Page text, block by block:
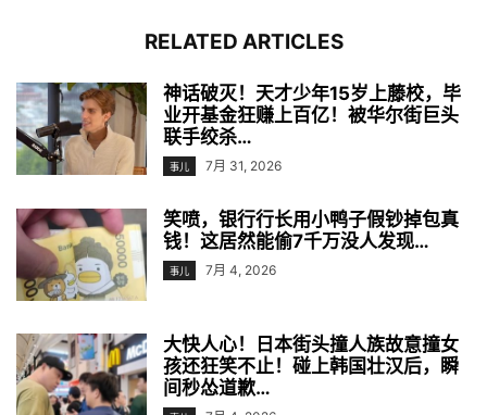
RELATED ARTICLES
神话破灭！天才少年15岁上藤校，毕
业开基金狂赚上百亿！被华尔街巨头
联手绞杀…
事儿 7月 31, 2026
笑喷，银行行长用小鸭子假钞掉包真
钱！这居然能偷7千万没人发现…
事儿 7月 4, 2026
大快人心！日本街头撞人族故意撞女
孩还狂笑不止！碰上韩国壮汉后，瞬
间秒怂道歉…